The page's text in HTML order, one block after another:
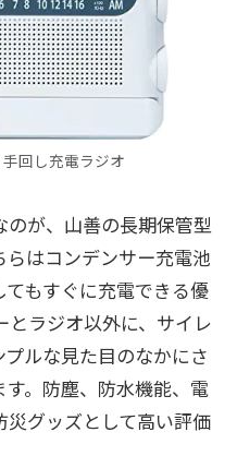
手回し充電ラジオ
が、山善の長期保管型
はコンデンサー充電池
もすぐに充電できる優
ラジオ以外に、サイレ
ルな見た目のなかにさ
。防塵、防水機能、電
グッズとして高い評価